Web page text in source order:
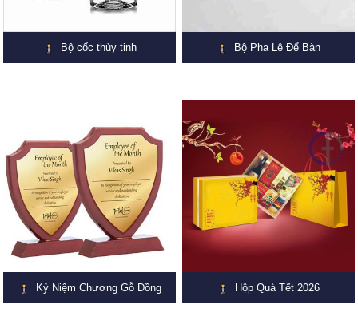
Bộ cốc thủy tinh Bộ Pha Lê Để Bàn
Kỷ Niệm Chương Gỗ Đồng Hộp Quà Tết 2026